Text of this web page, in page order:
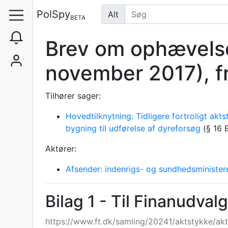
PolSpyBETA Alt
Brev om
november 2017),
Tilhører sager:
Hovedtilknytning: Tidligere fortroligt
bygning til udførelse af dyreforsøg (§ 16
Aktører:
Afsender: indenrigs- og
Bilag 1 - Til
https://www.ft.dk/samling/20241/aktstykke/